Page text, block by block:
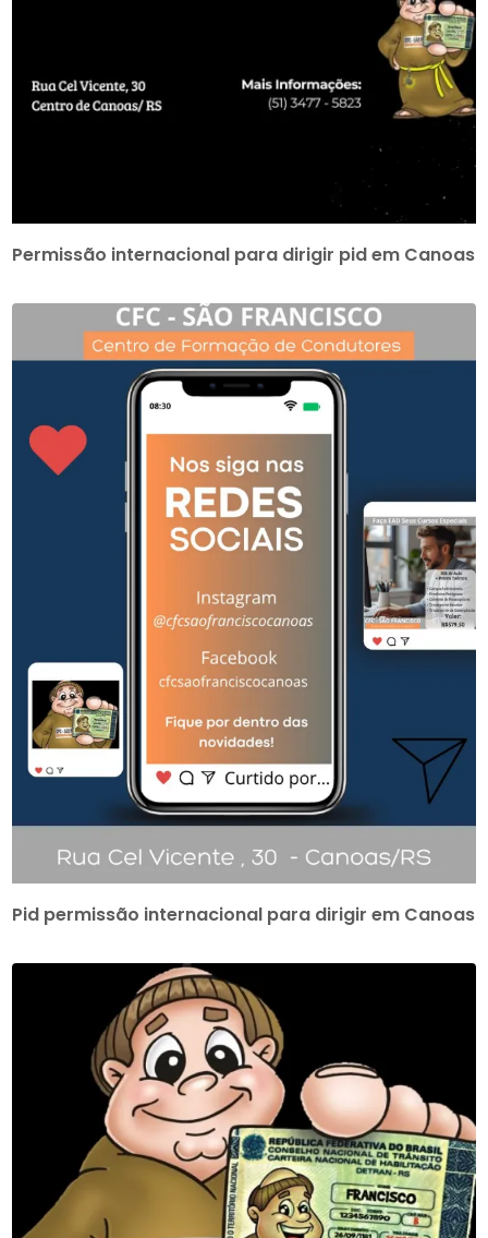
Permissão internacional para dirigir pid em Canoas
Pid permissão internacional para dirigir em Canoas